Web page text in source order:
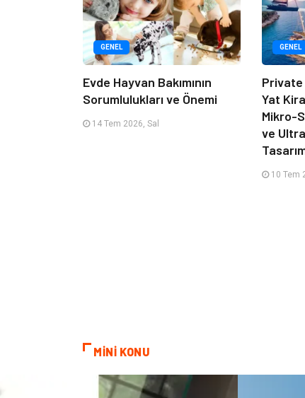
GENEL
Evde Hayvan Bakımının
Sorumlulukları ve Önemi
14 Tem 2026, Sal
GENEL
Yat
Mikro-
ve
10 Tem
MİNİ KONU